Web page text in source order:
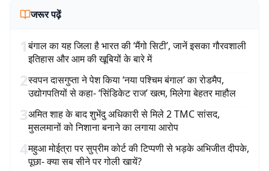
जरूर पढ़ें
1बंगाल का यह जिला है भारत की ‘मैंगो सिटी’, जानें इसका गौरवशाली
इतिहास और आम की खूबियों के बारे में
2स्वपन दासगुप्ता ने पेश किया ‘नया पश्चिम बंगाल’ का रोडमैप,
उद्योगपतियों से कहा- ‘सिंडिकेट राज’ खत्म, मिलेगा बेहतर माहौल
3अमित शाह के बाद शुभेंदु अधिकारी से मिले 2 TMC सांसद,
मुसलमानों को निशाना बनाने का लगाया आरोप
4महुआ मोईत्रा पर सुप्रीम कोर्ट की टिप्पणी से भड़के अभिजीत दीपके,
पूछा- क्या सब सीने पर गोली खायें?